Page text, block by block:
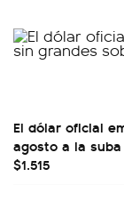
El dólar oficial
agosto a la
$1.515